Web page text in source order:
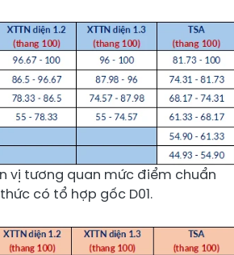
vị tương quan mức điểm chuẩn
có tổ hợp gốc D01.